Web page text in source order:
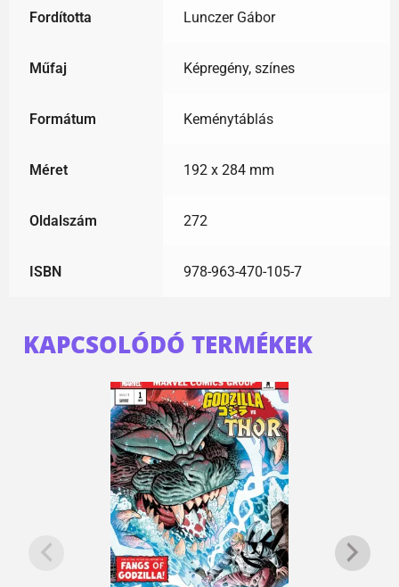
Fordította Lunczer Gábor
Műfaj Képregény, színes
Formátum Keménytáblás
Méret 192 x 284 mm
Oldalszám 272
ISBN 978-963-470-105-7
KAPCSOLÓDÓ TERMÉKEK